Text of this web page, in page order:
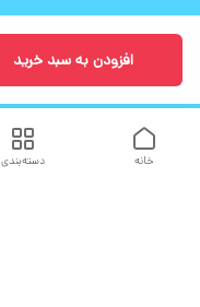
افزودن به سبد خرید
دسته‌بندی خانه